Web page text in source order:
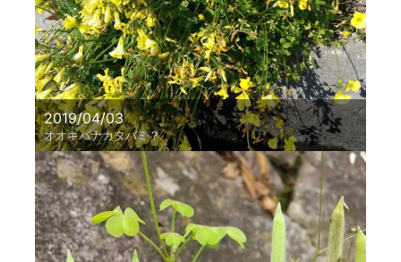
2019/04/03
オオキバナカタバミ？